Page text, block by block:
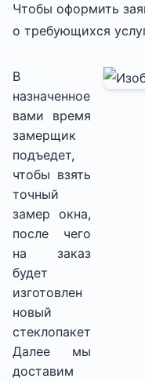
Чтобы оформить
о требующихся
В
назначенное
вами время
замерщик
подъедет,
чтобы взять
точный
замер окна,
после чего
на заказ
будет
изготовлен
новый
стеклопакет.
Далее мы
доставим